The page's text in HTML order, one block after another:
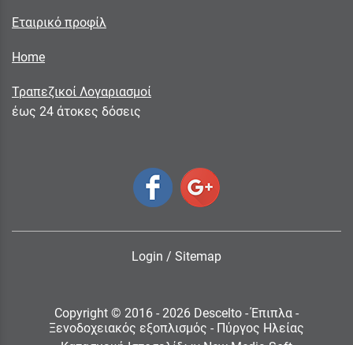
Εταιρικό προφίλ
Home
Τραπεζικοί Λογαριασμοί
έως 24 άτοκες δόσεις
Login / Sitemap
Copyright © 2016 - 2026 Descelto - Έπιπλα -
Ξενοδοχειακός εξοπλισμός - Πύργος Ηλείας